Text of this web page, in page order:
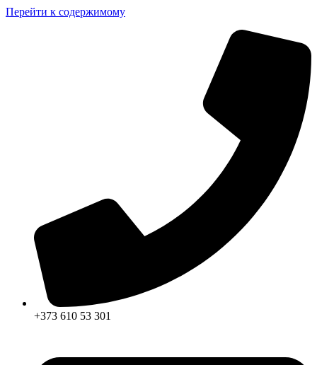
Перейти к содержимому
+373 610 53 301